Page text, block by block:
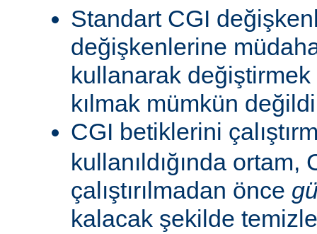
Standart CGI
değişkenlerine
kullanarak
kılmak mümkün
CGI betiklerini
kullanıldığında ortam,
çalıştırılmadan önce
kalacak şekilde